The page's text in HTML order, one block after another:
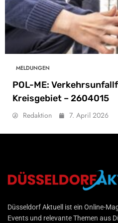
MELDUNGEN
POL-ME:
Kreisgebiet – 2604015
Redaktion 7. April 2026
Düsseldorf
Düsseldorf Aktuell ist ein Online-
Events und relevante Themen aus